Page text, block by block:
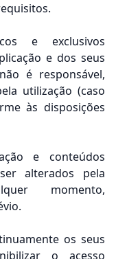
e exclusivos
e dos seus
é responsável,
utilização (caso
às disposições
e conteúdos
alterados pela
momento,
os seus
o acesso